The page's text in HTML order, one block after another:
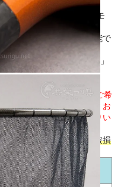
網付カーボン玉枠（忠相モ
せて調整することが可能で
匠絆(しょうえん)シリーズ
」
もコミ調整（税込3,000
ございます。コミ調整をご希
らお問い合わせください。お
はコミ調整なしでお送りい
ような力で扱うと必ず破損
面（ツラ）径